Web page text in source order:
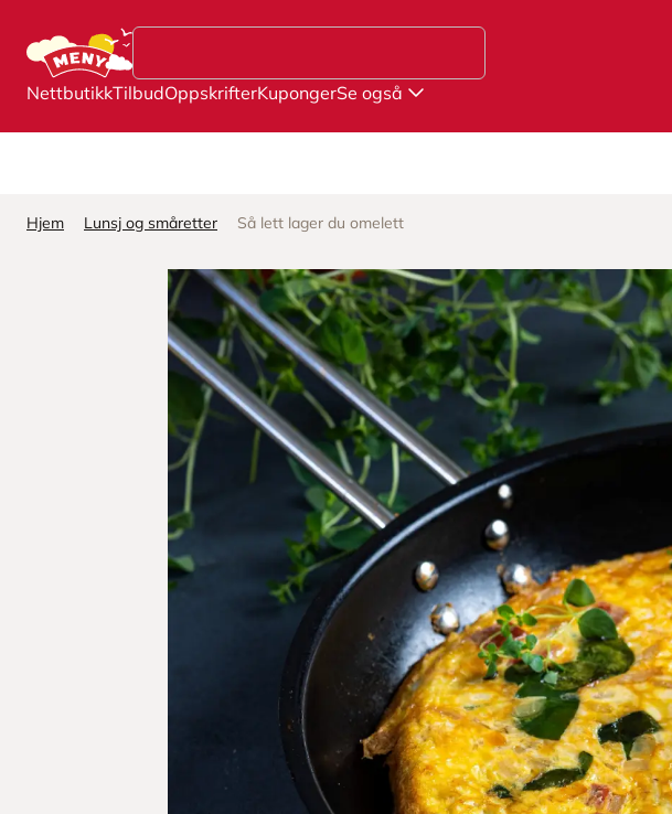
NettbutikkTilbudOppskrifterKupongerSe også
Hjem Lunsj og småretter Så lett lager du omelett